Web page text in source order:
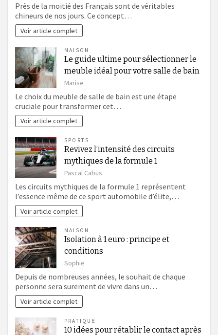
Près de la moitié des Français sont de véritables
chineurs de nos jours. Ce concept…
Voir article complet
MAISON
Le guide ultime pour sélectionner le
meuble idéal pour votre salle de bain
Marise
Le choix du meuble de salle de bain est une étape
cruciale pour transformer cet…
Voir article complet
SPORTS
Revivez l’intensité des circuits
mythiques de la formule 1
Pascal Cabus
Les circuits mythiques de la formule 1 représentent
l’essence même de ce sport automobile d’élite,…
Voir article complet
MAISON
Isolation à 1 euro : principe et
conditions
Sophie
Depuis de nombreuses années, le souhait de chaque
personne sera surement de vivre dans un…
Voir article complet
PRATIQUE
10 idées pour rétablir le contact après